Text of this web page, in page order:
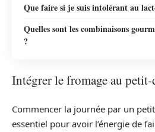
Que faire si je suis intolérant au
Quelles sont les combinaisons
?
Intégrer le fromage au
Commencer la journée par un
essentiel pour avoir l’énergie de